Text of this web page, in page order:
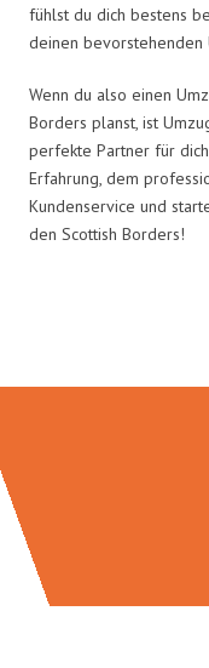
fühlst du dich bestens
deinen bevorstehenden
Wenn du also einen
Borders planst, ist
perfekte Partner für
Erfahrung, dem
Kundenservice und
den Scottish Borders!